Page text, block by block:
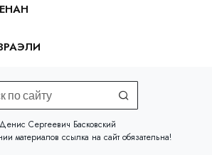
Сергеевич Басковский
материалов ссылка на сайтобязательна!